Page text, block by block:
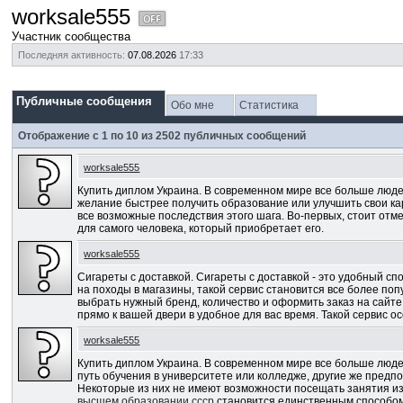
worksale555
Участник сообщества
Последняя активность: 07.08.2026 17:33
Публичные сообщения Обо мне Статистика
Отображение с 1 по10 из2502 публичных сообщений
worksale555
Купить диплом Украина. В современном мире все больше
желание быстрее получить образование или улучшить свои
все возможные последствия этого шага. Во-первых, стоит
для самого человека, который приобретает его.
worksale555
Сигареты с доставкой. Сигареты с доставкой - это удобный
на походы в магазины, такой сервис становится все более
выбрать нужный бренд, количество и оформить заказ на
прямо к вашей двери в удобное для вас время. Такой сервис
worksale555
Купить диплом Украина. В современном мире все больше
путь обучения в университете или колледже, другие же
Некоторые из них не имеют возможности посещать занятия